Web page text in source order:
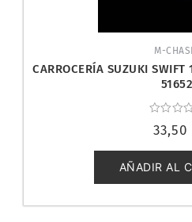
M-
CARROCERÍA SUZUKI
51652
con
de
5
33,50
AÑADIR AL